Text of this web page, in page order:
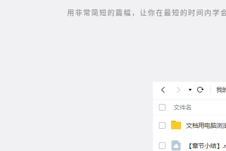
用非常简短的篇幅，让你在最短的时间内学